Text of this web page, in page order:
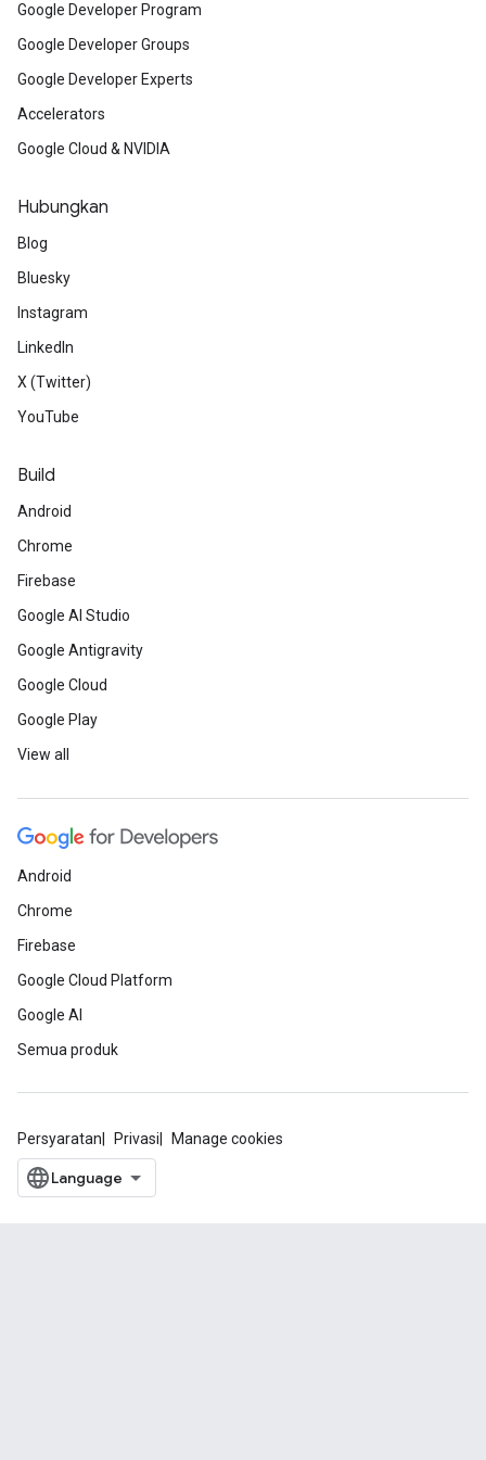
Google Developer Program
Google Developer Groups
Google Developer Experts
Accelerators
Google Cloud & NVIDIA
Hubungkan
Blog
Bluesky
Instagram
LinkedIn
X (Twitter)
YouTube
Build
Android
Chrome
Firebase
Google AI Studio
Google Antigravity
Google Cloud
Google Play
View all
Android
Chrome
Firebase
Google Cloud Platform
Google AI
Semua produk
Persyaratan Privasi Manage cookies